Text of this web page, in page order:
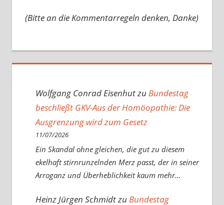
(Bitte an die Kommentarregeln denken, Danke)
Wolfgang Conrad EisenhutzuBundestag
beschließt GKV-Aus der Homöopathie: Die
Ausgrenzung wird zum Gesetz
11/07/2026
Ein Skandal ohne gleichen, die gut zu diesem
ekelhaft stirnrunzelnden Merz passt, der in seiner
Arroganz und Überheblichkeit kaum mehr…
Heinz Jürgen SchmidtzuBundestag